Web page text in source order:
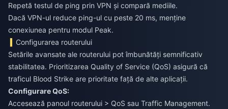
Repetă testul de ping prin VPN și compară mediile.
Dacă VPN-ul reduce ping-ul cu peste 20 ms, menține
conexiunea pentru modul Peak.
Configurarea routerului
Setările avansate ale routerului pot îmbunătăți semnificativ
stabilitatea. Prioritizarea Quality of Service (QoS) asigură că
traficul Blood Strike are prioritate față de alte aplicații.
Configurare QoS:
Accesează panoul routerului > QoS sau Traffic Management.